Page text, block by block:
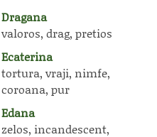
Dragana
valoros, drag, pretios
Ecaterina
tortura, vraji, nimfe,
coroana, pur
Edana
zelos, incandescent,